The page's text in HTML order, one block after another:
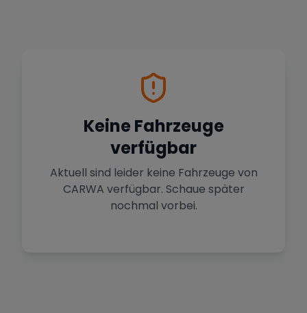
Keine Fahrzeuge
verfügbar
Aktuell sind leider keine Fahrzeuge von
CARWA verfügbar. Schaue später
nochmal vorbei.